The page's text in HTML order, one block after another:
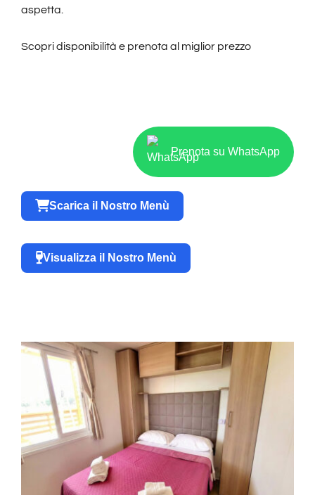
aspetta.
Scopri disponibilità e prenota al miglior prezzo
Prenota su WhatsApp
Scarica il Nostro Menù
Visualizza il Nostro Menù